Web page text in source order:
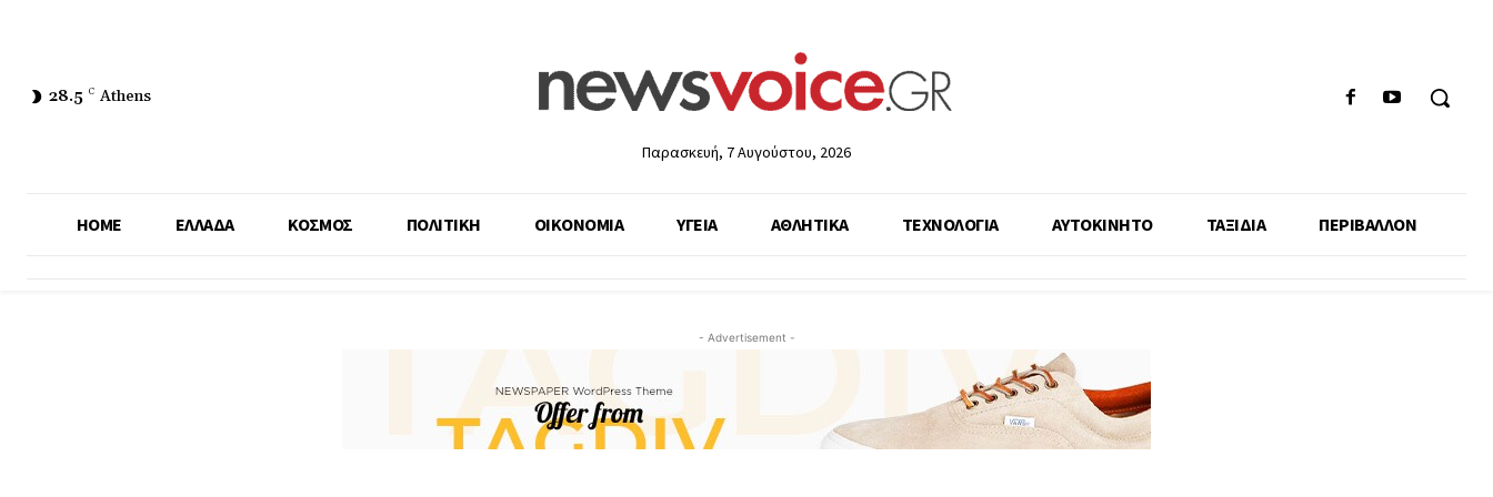
28.5 C Athens
Παρασκευή, 7 Αυγούστου, 2026
HOME ΕΛΛΑΔΑ ΚΟΣΜΟΣ ΠΟΛΙΤΙΚΗ ΟΙΚΟΝΟΜΙΑ ΥΓΕΙΑ ΑΘΛΗΤΙΚΑ ΤΕΧΝΟΛΟΓΙΑ ΑΥΤΟΚΙΝΗΤΟ ΤΑΞΙΔΙΑ ΠΕΡΙΒΑΛΛΟΝ
- Advertisement -